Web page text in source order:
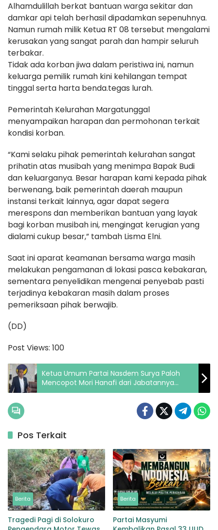
Alhamdulillah berkat bantuan warga sekitar dan
damkar api telah berhasil dipadamkan sepenuhnya.
Namun rumah milik Ketua RT 08 tersebut mengalami
kerusakan yang sangat parah dan hampir seluruh
terbakar.
Tidak ada korban jiwa dalam peristiwa ini, namun
keluarga pemilik rumah kini kehilangan tempat
tinggal serta harta benda.tegas lurah.
Pemerintah Kelurahan Margatunggal
menyampaikan harapan dan permohonan terkait
kondisi korban.
“Kami selaku pihak pemerintah kelurahan sangat
prihatin atas musibah yang menimpa Bapak Budi
dan keluarganya. Besar harapan kami kepada pihak
berwenang, baik pemerintah daerah maupun
instansi terkait lainnya, agar dapat segera
merespons dan memberikan bantuan yang layak
bagi korban musibah ini, mengingat kerugian yang
dialami cukup besar,” tambah Lisma Elni.
Saat ini aparat keamanan bersama warga masih
melakukan pengamanan di lokasi pasca kebakaran,
sementara penyelidikan mengenai penyebab pasti
terjadinya kebakaran masih dalam proses
pemeriksaan pihak berwajib.
(DD)
Post Views: 100
Ketua Umum Partai Nasdem Surya Paloh
Mencopot Mori Hanafi dari Jabatannya
Sebagai Anggota DPR RI
Pos Terkait
Berita
Tragedi Pagi di Solokuro
Berita
Partai Masyumi